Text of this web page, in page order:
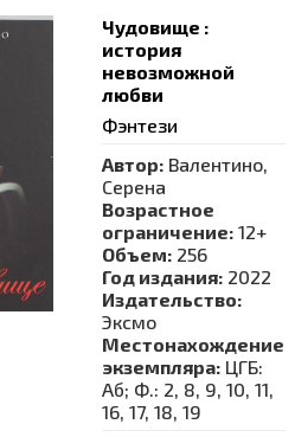
Чудовище :
история
невозможной
любви
Фэнтези
Автор: Валентино,
Серена
Возрастное
ограничение: 12+
Объем: 256
Год издания: 2022
Издательство:
Эксмо
Местонахождение
экземпляра: ЦГБ:
Аб; Ф.: 2, 8, 9, 10, 11,
16, 17, 18, 19